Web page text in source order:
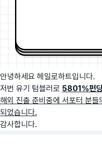
안녕하세요 헤일로하트입니다.
저번 유기 텀블러로 5801%펀
해외 진출 준비중에 서포터 분
되었습니다.
감사합니다.